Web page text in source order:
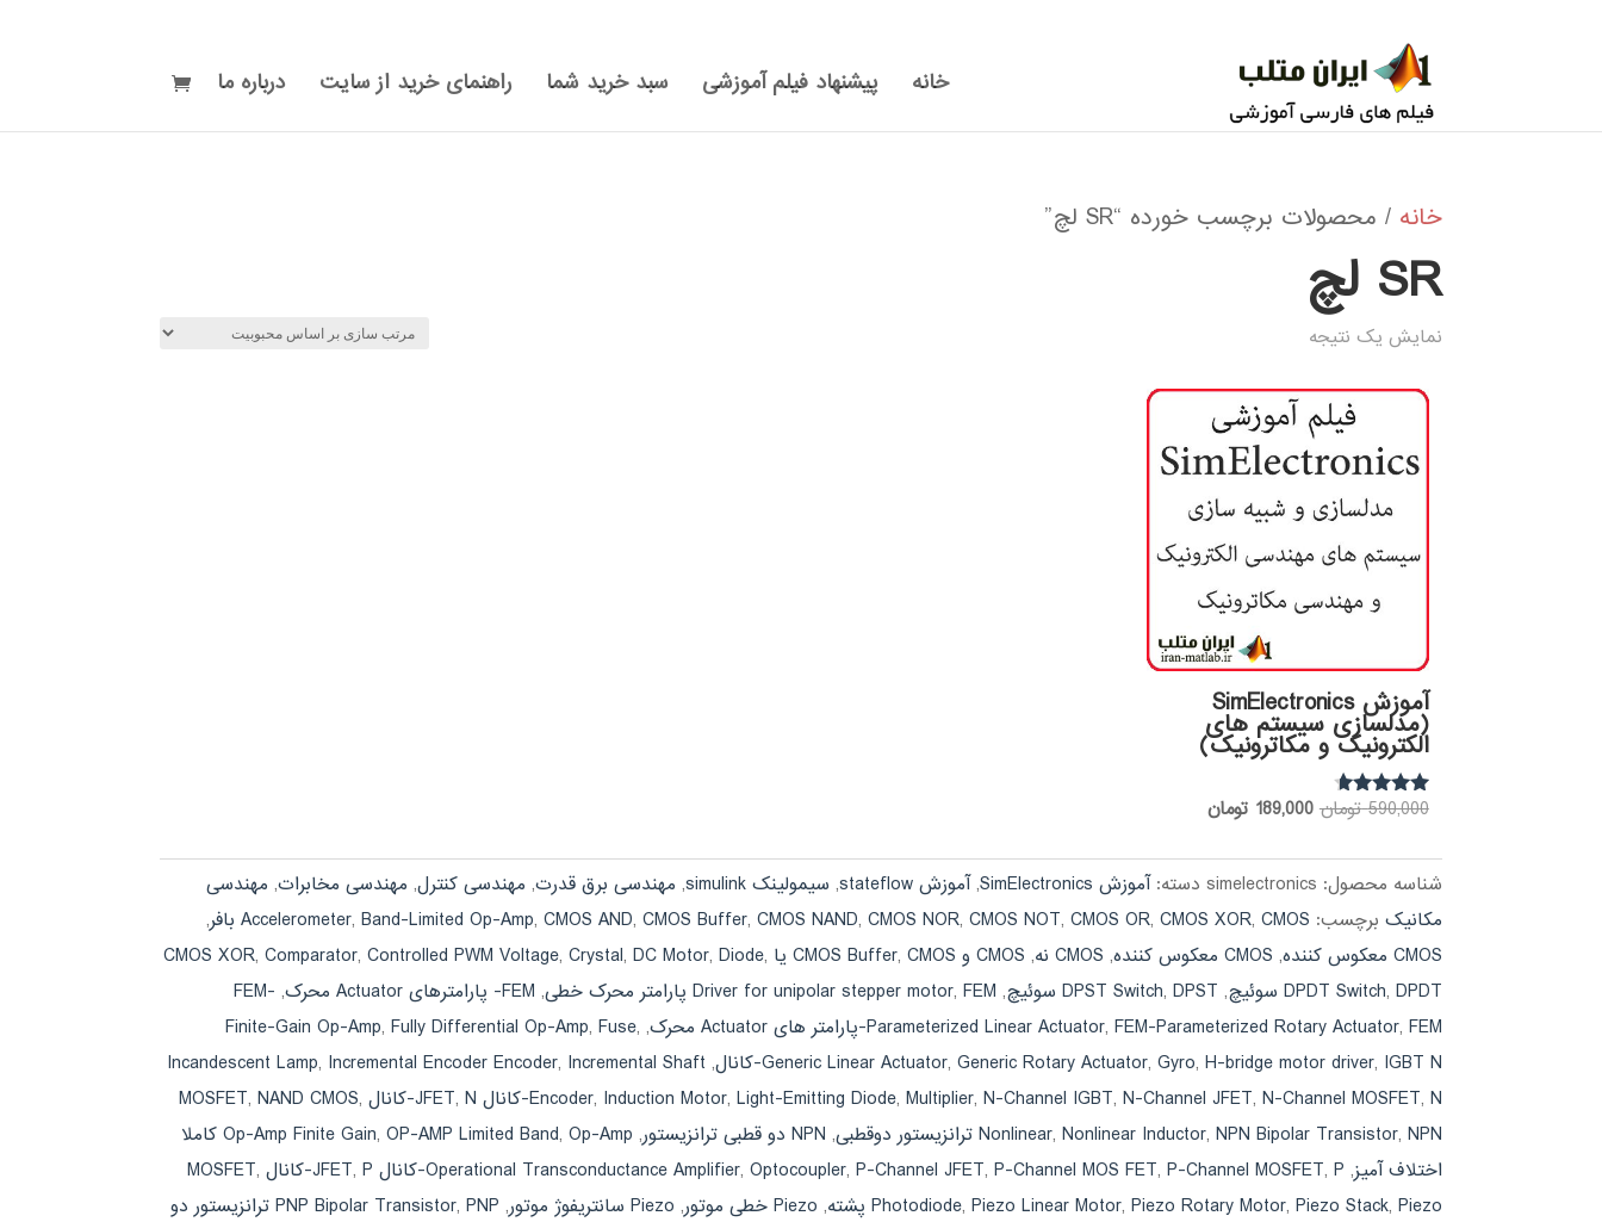
خانه پیشنهاد فیلم آموزشی سبد خرید شما راهنمای خرید از سایت درباره ما
خانه / محصولات برچسب خورده “SR لچ”
SR لچ
نمایش یک نتیجه
آموزش SimElectronics
(مدلسازی سیستم های
الکترونیک و مکاترونیک)
نمره
590,000 تومان قیمت
590,000 تومان
بود.
189,000 تومان
189,000 تومان.
شناسه محصول: simelectronics دسته:آموزش SimElectronics ,آموزش stateflow , سیمولینک simulink , مهندسی برق قدرت, مهندسی کنترل, مهندسی مخابرات, مهندسی
مکانیک برچسب: Accelerometer, Band-Limited Op-Amp, CMOS AND, CMOS Buffer, CMOS NAND, CMOS NOR, CMOS NOT, CMOS OR, CMOS XOR, CMOS بافر
,
CMOS معكوس كننده
, CMOS معکوس کننده , CMOS نه , CMOS و CMOS Buffer , CMOS یا CMOS XOR , Comparator, Controlled PWM Voltage, Crystal, DC Motor, Diode,
DPDT Switch, DPDT سوئیچ ,
DPST Switch, DPST سوئیچ ,
Driver for unipolar stepper motor, FEM پارامتر محرک خطی , FEM- پارامترهای Actuator محرک ,
FEM-
Parameterized Linear Actuator, FEM-Parameterized Rotary Actuator, FEM-پارامتر های Actuator محرک ,
Finite-Gain Op-Amp, Fully Differential Op-Amp, Fuse,
Generic Linear Actuator, Generic Rotary Actuator, Gyro, H-bridge motor driver, IGBT N-کانال ,
Incandescent Lamp, Incremental Encoder Encoder, Incremental Shaft
Encoder, Induction Motor, Light-Emitting Diode, Multiplier, N-Channel IGBT, N-Channel JFET, N-Channel MOSFET, N-کانال JFET , N-کانال MOSFET , NAND CMOS,
Nonlinear, Nonlinear Inductor, NPN Bipolar Transistor, NPN ترانزیستور دوقطبی , NPN دو قطبی ترانزیستور ,
Op-Amp Finite Gain, OP-AMP Limited Band,
Op-Amp کاملا
اختلاف آمیز,
Operational Transconductance Amplifier, Optocoupler, P-Channel JFET, P-Channel MOS FET, P-Channel MOSFET, P-کانال JFET , P-کانال MOSFET
,
Photodiode, Piezo Linear Motor, Piezo Rotary Motor, Piezo Stack, Piezo پشته , Piezo خطی موتور , Piezo سانتریفوژ موتور ,
PNP Bipolar Transistor,
PNP ترانزیستور دو